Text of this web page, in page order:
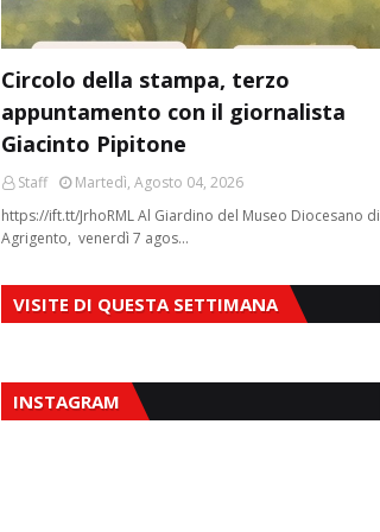
Circolo della stampa, terzo
appuntamento con il giornalista
Giacinto Pipitone
Staff
Martedì, Agosto 04, 2026
https://ift.tt/JrhoRML Al Giardino del Museo Diocesano di
Agrigento, venerdì 7 agos…
VISITE DI QUESTA SETTIMANA
INSTAGRAM